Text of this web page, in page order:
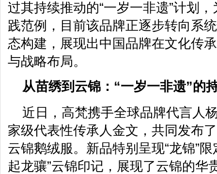
过其持续推动的“一岁一非遗”计划
践范例，目前该品牌正逐步转向系
态构建，展现出中国品牌在文化传
与战略布局。
从苗绣到云锦：“一岁一非遗”的
近日，高梵携手全球品牌代言人
家级代表性传承人金文，共同发布
云锦鹅绒服。新品特别呈现“龙锦”
起龙骧”云锦印记，展现了云锦的华